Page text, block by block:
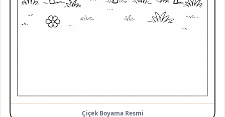
Çiçek Boyama Resmi